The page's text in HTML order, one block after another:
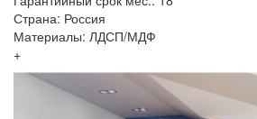
Страна: Россия
Материалы: ЛДСП/МДФ
+